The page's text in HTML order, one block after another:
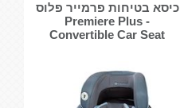
כיסא בטיחות פרמייר פלוס
- Premiere Plus
Convertible Car Seat